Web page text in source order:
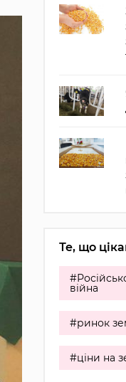
Те, що
війна
#ринок
#ціни на